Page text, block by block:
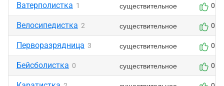
Ватерполистка 1 существительное 0
Велосипедистка 2 существительное 0
Перворазрядница 3 существительное 0
Бейсболистка 0 существительное 0